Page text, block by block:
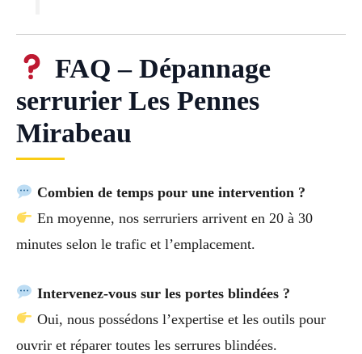
FAQ – Dépannage
serrurier Les Pennes
Mirabeau
Combien de temps pour une intervention ?
En moyenne, nos serruriers arrivent en 20 à 30
minutes selon le trafic et l’emplacement.
Intervenez-vous sur les portes blindées ?
Oui, nous possédons l’expertise et les outils pour
ouvrir et réparer toutes les serrures blindées.